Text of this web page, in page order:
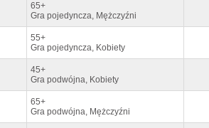
65+
Gra pojedyncza, Mężczyźni
55+
Gra pojedyncza, Kobiety
45+
Gra podwójna, Kobiety
65+
Gra podwójna, Mężczyźni